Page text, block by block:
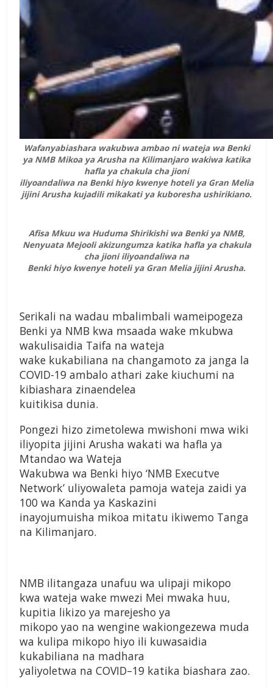
Wafanyabiashara wakubwa ambao ni wateja wa Benki
ya NMB Mikoa ya Arusha na Kilimanjaro wakiwa katika
hafla ya chakula cha jioni
iliyoandaliwa na Benki hiyo kwenye hoteli ya Gran Melia
jijini Arusha kujadili mikakati ya kuboresha ushirikiano.
Afisa Mkuu wa Huduma Shirikishi wa Benki ya NMB,
Nenyuata Mejooli akizungumza katika hafla ya chakula
cha jioni iliyoandaliwa na
Benki hiyo kwenye hoteli ya Gran Melia jijini Arusha.
Serikali na wadau mbalimbali wameipogeza
Benki ya NMB kwa msaada wake mkubwa
wakulisaidia Taifa na wateja
wake kukabiliana na changamoto za janga la
COVID-19 ambalo athari zake kiuchumi na
kibiashara zinaendelea
kuitikisa dunia.
Pongezi hizo zimetolewa mwishoni mwa wiki
iliyopita jijini Arusha wakati wa hafla ya
Mtandao wa Wateja
Wakubwa wa Benki hiyo ‘NMB Executve
Network’ uliyowaleta pamoja wateja zaidi ya
100 wa Kanda ya Kaskazini
inayojumuisha mikoa mitatu ikiwemo Tanga
na Kilimanjaro.
NMB ilitangaza unafuu wa ulipaji mikopo
kwa wateja wake mwezi Mei mwaka huu,
kupitia likizo ya marejesho ya
mikopo yao na wengine wakiongezewa muda
wa kulipa mikopo hiyo ili kuwasaidia
kukabiliana na madhara
yaliyoletwa na COVID–19 katika biashara zao.